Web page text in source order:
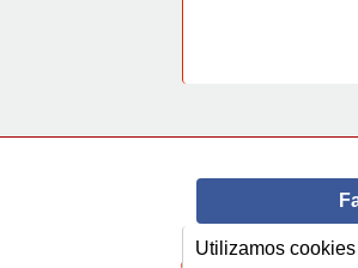
Frases de
Frases de
Utilizamos